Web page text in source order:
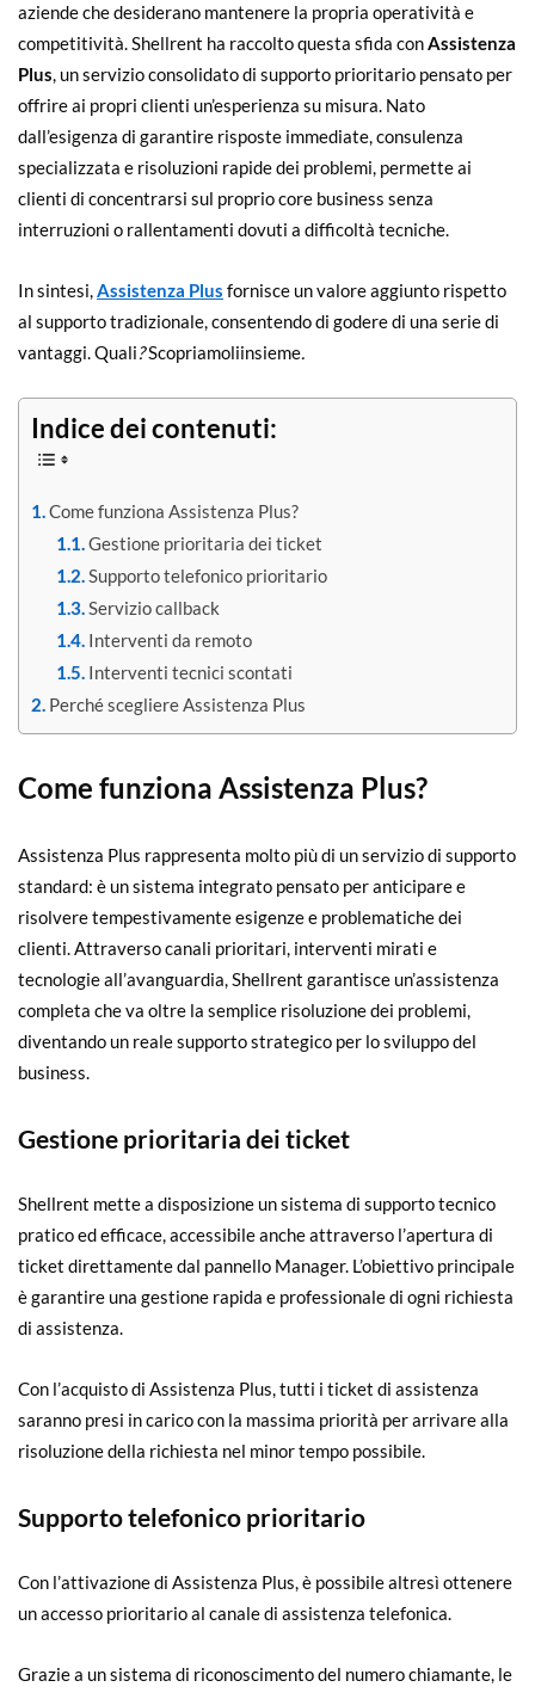
aziende che desiderano mantenere la propria operatività e
competitività. Shellrent ha raccolto questa sfida conAssistenza
Plus, un servizio consolidato di supporto prioritario pensato per
offrire ai propri clienti un’esperienza su misura. Nato
dall’esigenza di garantire risposte immediate, consulenza
specializzata e risoluzioni rapide dei problemi, permette ai
clienti di concentrarsi sul proprio core business senza
interruzioni o rallentamenti dovuti a difficoltà tecniche.
In sintesi,Assistenza Plus fornisce un valore aggiunto rispetto
al supporto tradizionale, consentendo di godere di una serie di
vantaggi. Quali?Scopriamoliinsieme.
Indice dei contenuti:
Come funziona Assistenza Plus?
Gestione prioritaria dei ticket
Supporto telefonico prioritario
Servizio callback
Interventi da remoto
Interventi tecnici scontati
Perché scegliere Assistenza Plus
Come funziona Assistenza Plus?
Assistenza Plus rappresenta molto più di un servizio di supporto
standard: è un sistema integrato pensato per anticipare e
risolvere tempestivamente esigenze e problematiche dei
clienti. Attraverso canali prioritari, interventi mirati e
tecnologie all’avanguardia, Shellrent garantisce un’assistenza
completa che va oltre la semplice risoluzione dei problemi,
diventando un reale supporto strategico per lo sviluppo del
business.
Gestione prioritaria dei ticket
Shellrent mette a disposizione un sistema di supporto tecnico
pratico ed efficace, accessibile anche attraverso l’apertura di
ticket direttamente dal pannello Manager. L’obiettivo principale
è garantire una gestione rapida e professionale di ogni richiesta
di assistenza.
Con l’acquisto di Assistenza Plus, tutti i ticket di assistenza
saranno presi in carico con la massima priorità per arrivare alla
risoluzione della richiesta nel minor tempo possibile.
Supporto telefonico prioritario
Con l’attivazione di Assistenza Plus, è possibile altresì ottenere
un accesso prioritario al canale di assistenza telefonica.
Grazie a un sistema di riconoscimento del numero chiamante, le